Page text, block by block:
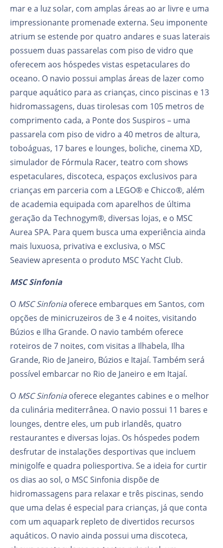
mar e a luz solar, com amplas áreas ao ar livre e uma
impressionante promenade externa. Seu imponente
atrium se estende por quatro andares e suas laterais
possuem duas passarelas com piso de vidro que
oferecem aos hóspedes vistas espetaculares do
oceano. O navio possui amplas áreas de lazer como
parque aquático para as crianças, cinco piscinas e 13
hidromassagens, duas tirolesas com 105 metros de
comprimento cada, a Ponte dos Suspiros – uma
passarela com piso de vidro a 40 metros de altura,
toboáguas, 17 bares e lounges, boliche, cinema XD,
simulador de Fórmula Racer, teatro com shows
espetaculares, discoteca, espaços exclusivos para
crianças em parceria com a LEGO® e Chicco®, além
de academia equipada com aparelhos de última
geração da Technogym®, diversas lojas, e o MSC
Aurea SPA. Para quem busca uma experiência ainda
mais luxuosa, privativa e exclusiva, o MSC
Seaview apresenta o produto MSC Yacht Club.
MSC Sinfonia
O MSC Sinfoniaoferece embarques em Santos, com
opções de minicruzeiros de 3 e 4 noites, visitando
Búzios e Ilha Grande. O navio também oferece
roteiros de 7 noites, com visitas a Ilhabela, Ilha
Grande, Rio de Janeiro, Búzios e Itajaí. Também será
possível embarcar no Rio de Janeiro e em Itajaí.
O MSC Sinfoniaoferece elegantes cabines e o melhor
da culinária mediterrânea. O navio possui 11 bares e
lounges, dentre eles, um pub irlandês, quatro
restaurantes e diversas lojas. Os hóspedes podem
desfrutar de instalações desportivas que incluem
minigolfe e quadra poliesportiva. Se a ideia for curtir
os dias ao sol, o MSC Sinfonia dispõe de
hidromassagens para relaxar e três piscinas, sendo
que uma delas é especial para crianças, já que conta
com um aquapark repleto de divertidos recursos
aquáticos. O navio ainda possui uma discoteca,